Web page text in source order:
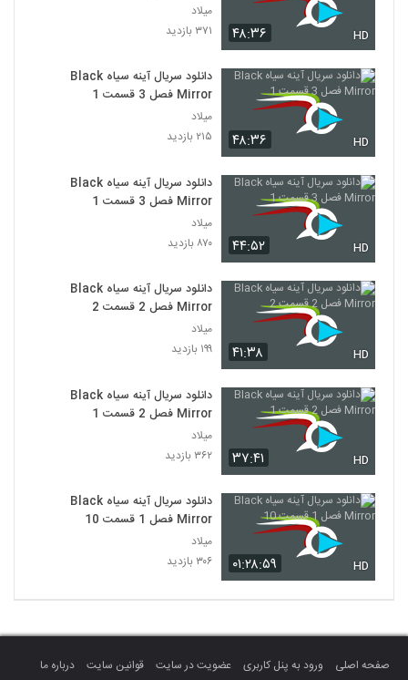
۴۸:۳۶ HD
میلاد
۳۷۱ بازدید
۴۸:۳۶ HD
دانلود سریال آینه سیاه Black
Mirror فصل 3 قسمت 1
میلاد
۲۱۵ بازدید
۴۴:۵۲ HD
دانلود سریال آینه سیاه Black
Mirror فصل 3 قسمت 1
میلاد
۸۷۰ بازدید
۴۱:۳۸ HD
دانلود سریال آینه سیاه Black
Mirror فصل 2 قسمت 2
میلاد
۱۹۹ بازدید
۳۷:۴۱ HD
دانلود سریال آینه سیاه Black
Mirror فصل 2 قسمت 1
میلاد
۳۶۲ بازدید
۰۱:۲۸:۵۹ HD
دانلود سریال آینه سیاه Black
Mirror فصل 1 قسمت 10
میلاد
۳۰۶ بازدید
صفحه اصلی ورود به پنل کاربری عضویت در سایت قوانین سایت
درباره ما